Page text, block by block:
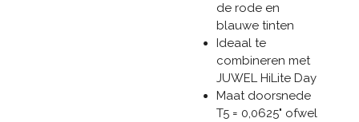
de rode en
blauwe tinten
Ideaal te
combineren met
JUWEL HiLite Day
Maat doorsnede
T5 = 0,0625" ofwel